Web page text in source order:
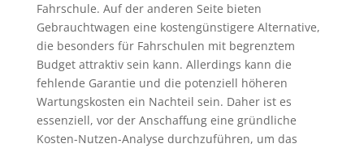
Fahrschule. Auf der anderen Seite bieten
Gebrauchtwagen eine kostengünstigere Alternative,
die besonders für Fahrschulen mit begrenztem
Budget attraktiv sein kann. Allerdings kann die
fehlende Garantie und die potenziell höheren
Wartungskosten ein Nachteil sein. Daher ist es
essenziell, vor der Anschaffung eine gründliche
Kosten-Nutzen-Analyse durchzuführen, um das